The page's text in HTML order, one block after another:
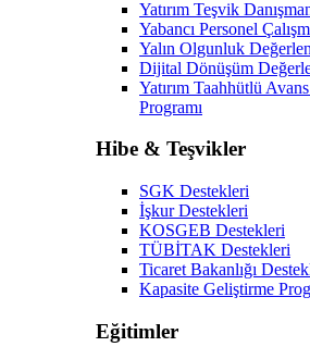
Yatırım Teşvik
Yabancı Personel
Yalın Olgunluk
Dijital Dönüşüm
Yatırım Taahhütlü
Programı
Hibe & Teşvikler
SGK Destekleri
İşkur Destekleri
KOSGEB Destekleri
TÜBİTAK Destekleri
Ticaret Bakanlığı
Kapasite Geliştirme
Eğitimler